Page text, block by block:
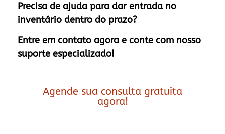
Precisa de ajuda para dar entrada no
inventário dentro do prazo?
Entre em contato agora e conte com nosso
suporte especializado!
Agende sua consulta gratuita
agora!